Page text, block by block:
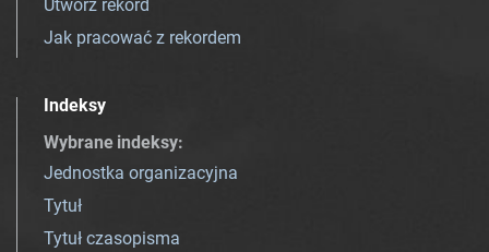
Utwórz rekord
Jak pracować z rekordem
Indeksy
Wybrane indeksy:
Jednostka organizacyjna
Tytuł
Tytuł czasopisma